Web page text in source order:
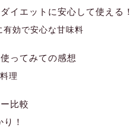
イエットに安心して使える！
有効で安心な甘味料
ってみての感想
理
比較
！